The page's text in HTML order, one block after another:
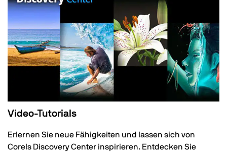
Video-Tutorials
Erlernen Sie neue Fähigkeiten und lassen sich von
Corels Discovery Center inspirieren. Entdecken Sie